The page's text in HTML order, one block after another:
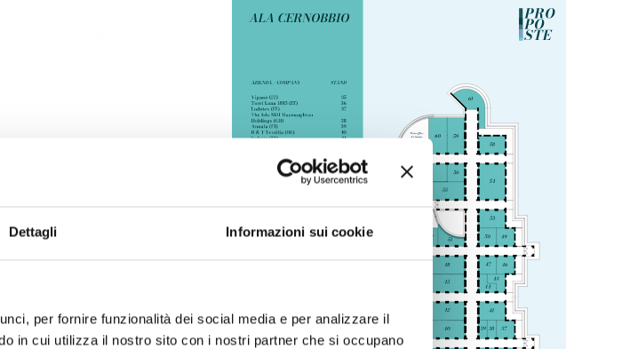
Dettagli Informazioni sui cookie
per fornire funzionalità dei social media e per analizzare il
in cui utilizza il nostro sito con i nostri partner che si occupano
nella
e
consegna